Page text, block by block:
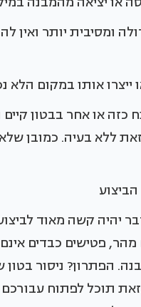
ומסיבית יותר ואין
אותו במקום הלא
או אחר בבטון
ללא בעיה. כמובן
יהיה קשה מאוד
פטישים כבדים
הפתרון? ניסור
תוכל לפתוח